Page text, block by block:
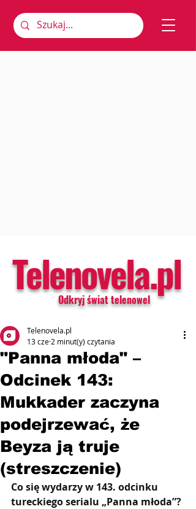
Telenovela.pl
Odkryj świat telenowel
"Panna młoda" –
Odcinek 143:
Mukkader zaczyna
podejrzewać, że
Beyza ją truje
(streszczenie)
Telenovela.pl
13 cze 2 minut(y) czytania
Co się wydarzy w 143. odcinku
tureckiego serialu „Panna młoda”?